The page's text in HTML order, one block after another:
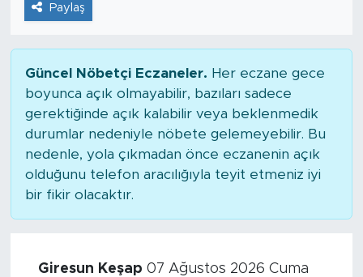
Paylaş
Güncel Nöbetçi Eczaneler. Her eczane gece
boyunca açık olmayabilir, bazıları sadece
gerektiğinde açık kalabilir veya beklenmedik
durumlar nedeniyle nöbete gelemeyebilir. Bu
nedenle, yola çıkmadan önce eczanenin açık
olduğunu telefon aracılığıyla teyit etmeniz iyi
bir fikir olacaktır.
Giresun Keşap 07 Ağustos 2026 Cuma